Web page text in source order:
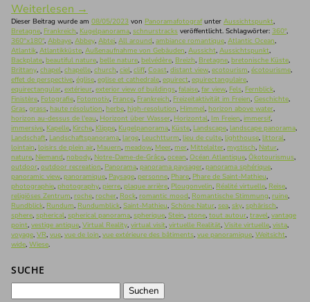
Weiterlesen →
Dieser Beitrag wurde am 08/05/2023 von Panoramafotografunter Aussichtspunkt,
Bretagne, Frankreich, Kugelpanorama, schnurstracks veröffentlicht. Schlagwörter: 360°,
360°x180°, Abbaye, Abbey, Abtei, All around, ambiance romantique, Atlantic Ocean,
Atlantik, Atlantikküste, Außenaufnahme von Gebäuden, Aussicht, Aussichtspunkt,
Backplate, beautiful nature, belle nature, belvédère, Breizh, Bretagne, bretonische Küste,
Brittany, chapel, chapelle, church, ciel, cliff, Coast, distant view, ecotourism, écotourisme,
effet de perspective, église, eglise et cathedrale, equirect, equirectangulaire,
equirectangular, extérieur, exterior view of buildings, falaise, far view, Fels, Fernblick,
Finistère, Fotografie, Fotomotiv, France, Frankreich, Freizeitaktivität im Freien, Geschichte,
Gras, grass, haute résolution, herbe, high-resolution, Himmel, horizon above water,
horizon au-dessus de l'eau, Horizont über Wasser, Horizontal, Im Freien, immersif,
immersive, Kapelle, Kirche, Klippe, Kugelpanorama, Küste, Landscape, landscape panorama,
Landschaft, Landschaftspanorama, large, Leuchtturm, lieu de culte, lighthouse, littoral,
lointain, loisirs de plein air, Mauern, meadow, Meer, mer, Mittelalter, mystisch, Natur,
nature, Niemand, nobody, Notre-Dame-de-Grâce, ocean, Océan Atlantique, Ökotourismus,
outdoor, outdoor recreation, Panorama, panorama paysager, panorama sphérique,
panoramic view, panoramique, Paysage, personne, Phare, Phare de Saint-Mathieu,
photographie, photography, pierre, plaque arrière, Plougonvelin, Réalité virtuelle, Reise,
religiöses Zentrum, roche, rocher, Rock, romantic mood, Romantische Stimmung, ruine,
Rundblick, Rundum, Rundumblick, Saint-Mathieu, Schöne Natur, sea, sky, sphärisch,
sphere, spherical, spherical panorama, spherique, Stein, stone, tout autour, travel, vantage
point, vestige antique, Virtual Reality, virtual visit, virtuelle Realität, Visite virtuelle, vista,
voyage, VR, vue, vue de loin, vue extérieure des bâtiments, vue panoramique, Weitsicht,
wide, Wiese.
SUCHE